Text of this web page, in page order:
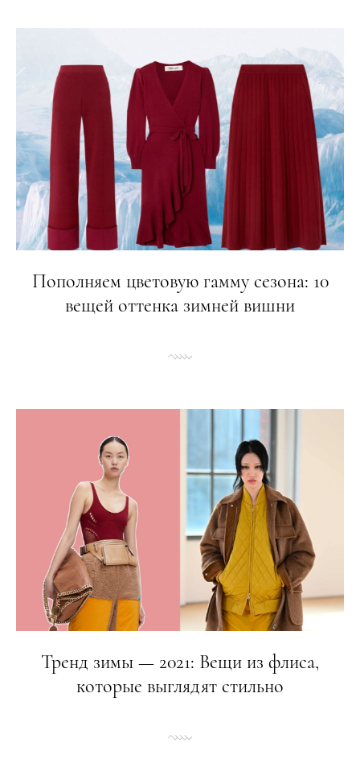
Пополняем цветовую гамму сезона: 10
вещей оттенка зимней вишни
Тренд зимы — 2021: Вещи из флиса,
которые выглядят стильно